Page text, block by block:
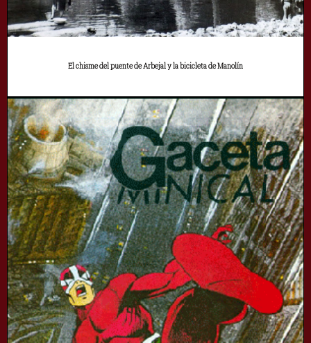
El chisme del puente de Arbejal y la bicicleta de Manolín